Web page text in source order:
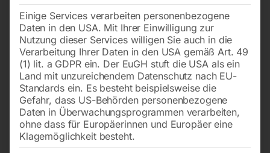
Schaltstück komplett Nr.
Einige Services verarbeiten personenbezogene
Daten in den USA. Mit Ihrer Einwilligung zur
Nutzung dieser Services willigen Sie auch in die
Verarbeitung Ihrer Daten in den USA gemäß Art. 49
(1) lit. a GDPR ein. Der EuGH stuft die USA als ein
Land mit unzureichendem Datenschutz nach EU-
Standards ein. Es besteht beispielsweise die
Gefahr, dass US-Behörden personenbezogene
Daten in Überwachungsprogrammen verarbeiten,
ohne dass für Europäerinnen und Europäer eine
Klagemöglichkeit besteht.